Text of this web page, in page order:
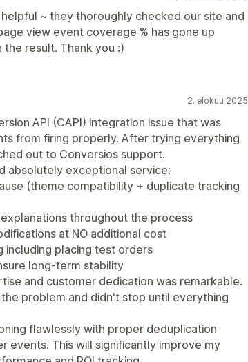
~ they thoroughly checked our site and
view event coverage % has gone up
result. Thank you :)
2. elokuu 2025
API (CAPI) integration issue that was
from firing properly. After trying everything
out to Conversios support.
absolutely exceptional service:
(theme compatibility + duplicate tracking
throughout the process
at NO additional cost
placing test orders
long-term stability
and customer dedication was remarkable.
problem and didn't stop until everything
flawlessly with proper deduplication
events. This will significantly improve my